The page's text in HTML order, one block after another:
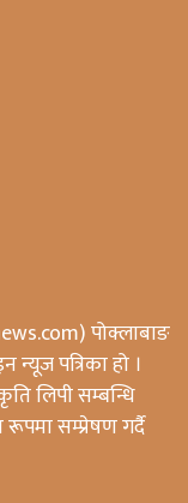
पोक्लाबाङ
न्यूज पत्रिका हो ।
लिपी सम्बन्धि
सम्प्रेषण गर्दै